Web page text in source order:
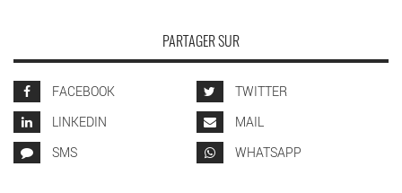
PARTAGER SUR
FACEBOOK
TWITTER
LINKEDIN
MAIL
SMS
WHATSAPP